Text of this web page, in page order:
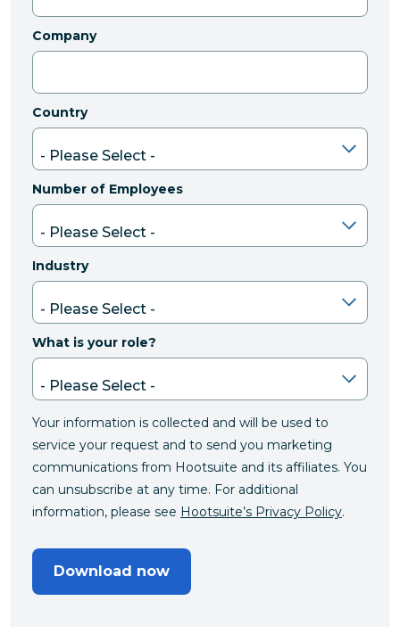
Company
Country
Number of Employees
Industry
What is your role?
Your information is collected and will be used to
service your request and to send you marketing
communications from Hootsuite and its affiliates. You
can unsubscribe at any time. For additional
information, please see Hootsuite’s Privacy Policy.
Download now